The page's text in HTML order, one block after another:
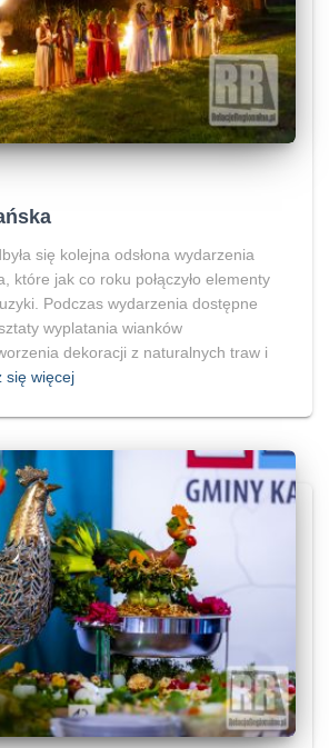
się kolejna odsłona wydarzenia
które jak co roku połączyło elementy
Podczas wydarzenia dostępne
wyplatania wianków
dekoracji z naturalnych traw i
się więcej